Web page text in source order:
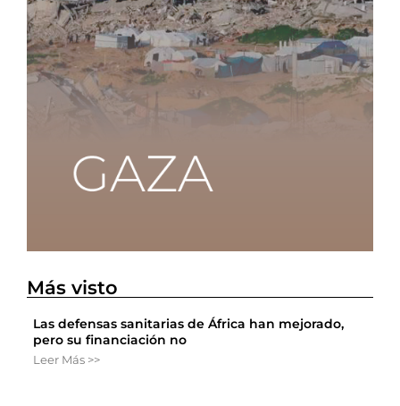
Más visto
Las defensas sanitarias de África han mejorado,
pero su financiación no
Leer Más >>